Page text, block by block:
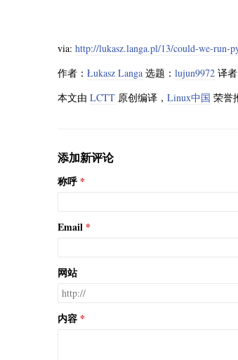
via: http://lukasz.langa.pl/13/could-we-run-
作者： Łukasz Langa 选题： lujun9972 译者
本文由 LCTT 原创编译， Linux中国 荣誉
添加新评论
称呼
Email
网站
内容